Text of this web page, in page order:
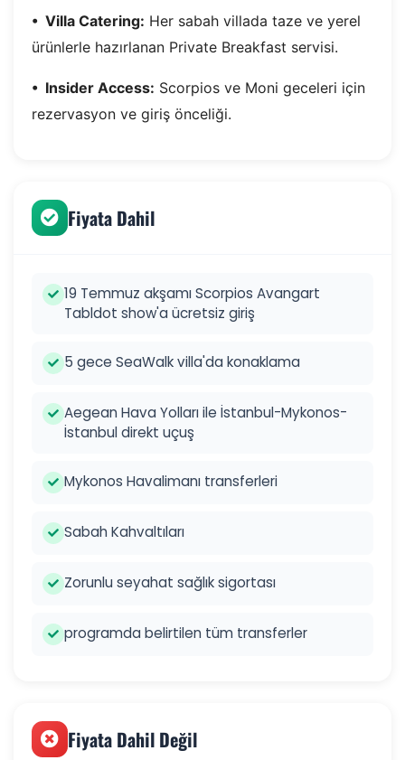
•⁠ ⁠Villa Catering: Her sabah villada taze ve yerel
ürünlerle hazırlanan Private Breakfast servisi.
•⁠ ⁠Insider Access: Scorpios ve Moni geceleri için
rezervasyon ve giriş önceliği.
Fiyata Dahil
19 Temmuz akşamı Scorpios Avangart
Tabldot show'a ücretsiz giriş
5 gece SeaWalk villa'da konaklama
Aegean Hava Yolları ile İstanbul-Mykonos-
İstanbul direkt uçuş
Mykonos Havalimanı transferleri
Sabah Kahvaltıları
Zorunlu seyahat sağlık sigortası
programda belirtilen tüm transferler
Fiyata Dahil Değil